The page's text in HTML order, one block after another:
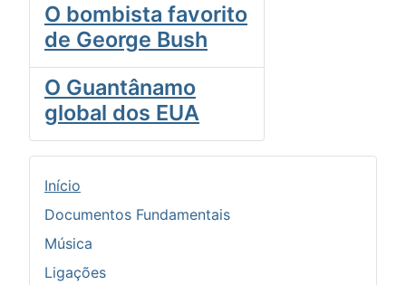
O bombista favorito
de George Bush
O Guantânamo
global dos EUA
Início
Documentos Fundamentais
Música
Ligações